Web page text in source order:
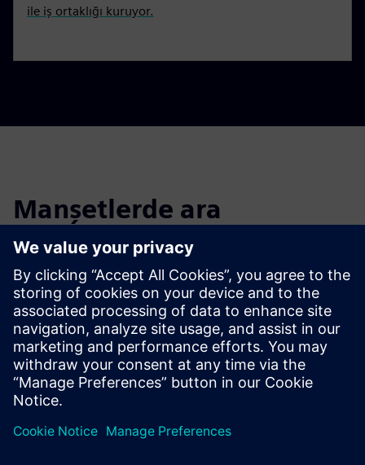
ile iş ortaklığı kuruyor.
Manşetlerde ara
Geçmiş haber makalelerinin ve basın bültenlerinin
manşetlerini filtreleyin.
Global news portal
Get the latest global press releases, press feature, images and